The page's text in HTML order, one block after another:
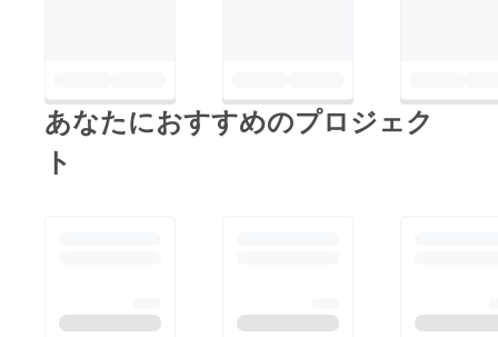
あなたにおすすめのプロジェク
ト